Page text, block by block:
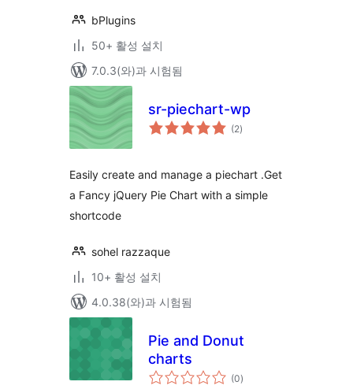
bPlugins
50+ 활성 설치
7.0.3(와)과 시험됨
sr-piechart-wp
(2전
체)
Easily create and manage a piechart .Get
a Fancy jQuery Pie Chart with a simple
shortcode
sohel razzaque
10+ 활성 설치
4.0.38(와)과 시험됨
Pie and Donut
charts
(0전
체)